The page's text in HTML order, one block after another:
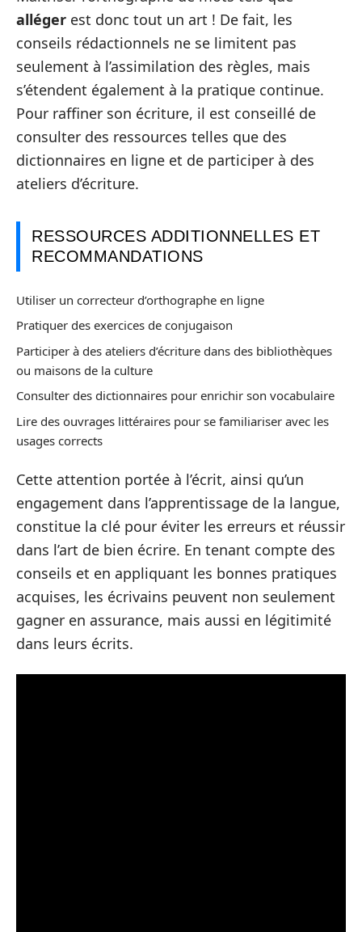
alléger est donc tout un art ! De fait, les
conseils rédactionnels ne se limitent pas
seulement à l’assimilation des règles, mais
s’étendent également à la pratique continue.
Pour raffiner son écriture, il est conseillé de
consulter des ressources telles que des
dictionnaires en ligne et de participer à des
ateliers d’écriture.
RESSOURCES ADDITIONNELLES ET
RECOMMANDATIONS
Utiliser un correcteur d’orthographe en ligne
Pratiquer des exercices de conjugaison
Participer à des ateliers d’écriture dans des bibliothèques
ou maisons de la culture
Consulter des dictionnaires pour enrichir son vocabulaire
Lire des ouvrages littéraires pour se familiariser avec les
usages corrects
Cette attention portée à l’écrit, ainsi qu’un
engagement dans l’apprentissage de la langue,
constitue la clé pour éviter les erreurs et réussir
dans l’art de bien écrire. En tenant compte des
conseils et en appliquant les bonnes pratiques
acquises, les écrivains peuvent non seulement
gagner en assurance, mais aussi en légitimité
dans leurs écrits.